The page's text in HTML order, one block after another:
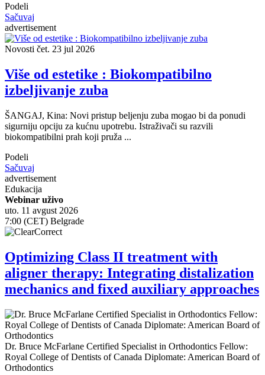
Podeli
Sačuvaj
advertisement
Novosti čet. 23 jul 2026
Više od estetike : Biokompatibilno
izbeljivanje zuba
ŠANGAJ, Kina: Novi pristup beljenju zuba mogao bi da ponudi
sigurniju opciju za kućnu upotrebu. Istraživači su razvili
biokompatibilni prah koji pruža ...
Podeli
Sačuvaj
advertisement
Edukacija
Webinar uživo
uto. 11 avgust 2026
7:00 (CET) Belgrade
Optimizing Class II treatment with
aligner therapy: Integrating distalization
mechanics and fixed auxiliary approaches
Dr. Bruce McFarlane Certified Specialist in Orthodontics Fellow:
Royal College of Dentists of Canada Diplomate: American Board of
Orthodontics